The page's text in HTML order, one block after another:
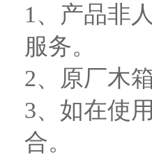
1、产品非
服务。
2、原厂木
3、如在使
合。